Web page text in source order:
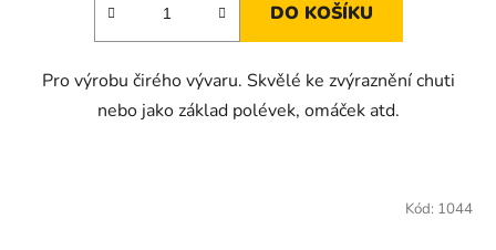
DO KOŠÍKU
Pro výrobu čirého vývaru. Skvělé ke zvýraznění chuti
nebo jako základ polévek, omáček atd.
Kód: 1044